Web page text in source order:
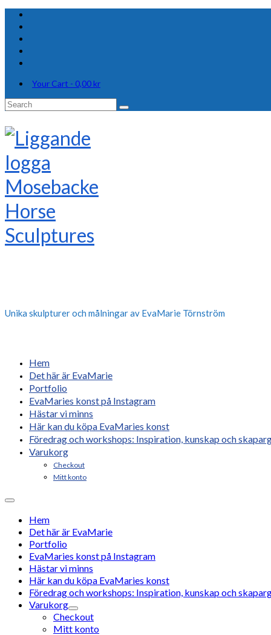
Your Cart - 0,00kr
Search
Unika skulpturer och målningar av EvaMarie Törnström
Hem
Det här är EvaMarie
Portfolio
EvaMaries konst på Instagram
Hästar vi minns
Här kan du köpa EvaMaries konst
Föredrag och workshops: Inspiration, kunskap och
Varukorg
Checkout
Mitt konto
Hem
Det här är EvaMarie
Portfolio
EvaMaries konst på Instagram
Hästar vi minns
Här kan du köpa EvaMaries konst
Föredrag och workshops: Inspiration, kunskap och
Varukorg
Checkout
Mitt konto